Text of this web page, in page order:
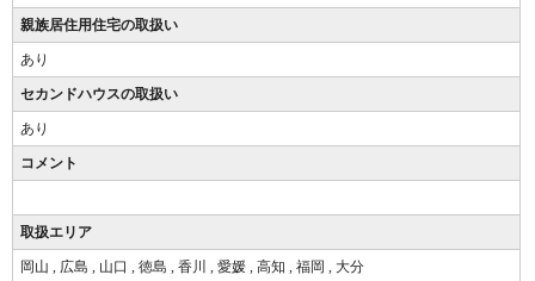
親族居住用住宅の取扱い
あり
セカンドハウスの取扱い
あり
コメント
取扱エリア
岡山 , 広島 , 山口 , 徳島 , 香川 , 愛媛 , 高知 , 福岡 , 大分